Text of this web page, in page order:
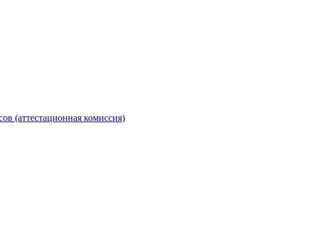
(аттестационная комиссия)